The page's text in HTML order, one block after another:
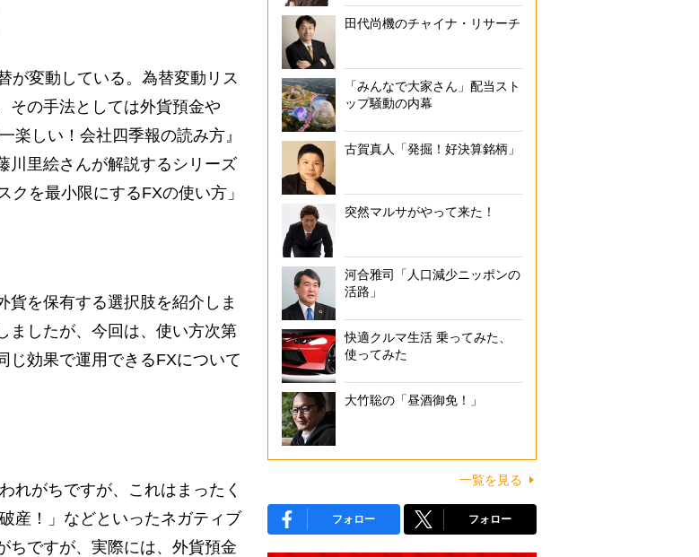
が変動している。為替変動リス
その手法としては外貨預金や
楽しい！会社四季報の読み方』
川里絵さんが解説するシリーズ
クを最小限にするFXの使い方」
を保有する選択肢を紹介しま
ましたが、今回は、使い方次第
じ効果で運用できるFXについて
れがちですが、これはまったく
産！」などといったネガティブ
ちですが、実際には、外貨預金
田代尚機のチャイナ・リサーチ
「みんなで大家さん」配当スト
ップ騒動の内幕
古賀真人「発掘！好決算銘柄」
突然マルサがやって来た！
河合雅司「人口減少ニッポンの
活路」
快適クルマ生活 乗ってみた、
使ってみた
大竹聡の「昼酒御免！」
一覧を見る
フォロー フォロー